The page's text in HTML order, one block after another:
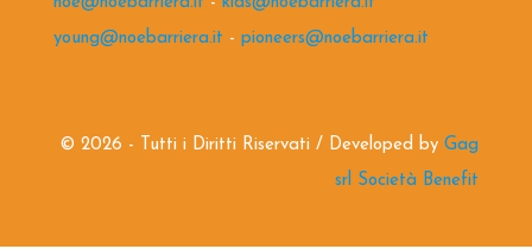
young@noebarriera.it - pioneers@noebarriera.it
© 2026 - Tutti i Diritti Riservati / Developed by Gag
srl Società Benefit